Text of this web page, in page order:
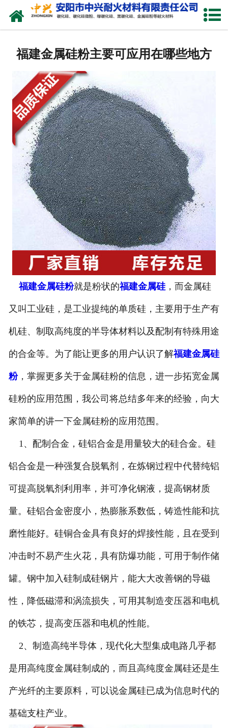
网站首页
厂容厂貌
联系我们
福建金属硅粉主要可应用在哪些地方
福建金属硅粉就是粉状的福建金属硅，而金属硅
又叫工业硅，是工业提纯的单质硅，主要用于生产有
机硅、制取高纯度的半导体材料以及配制有特殊用途
的合金等。为了能让更多的用户认识了解福建金属硅
粉，掌握更多关于金属硅粉的信息，进一步拓宽金属
硅粉的应用范围，我公司将总结多年来的经验，向大
家简单的讲一下金属硅粉的应用范围。
1、配制合金，硅铝合金是用量较大的硅合金。硅
铝合金是一种强复合脱氧剂，在炼钢过程中代替纯铝
可提高脱氧剂利用率，并可净化钢液，提高钢材质
量。硅铝合金密度小，热膨胀系数低，铸造性能和抗
磨性能好。硅铜合金具有良好的焊接性能，且在受到
冲击时不易产生火花，具有防爆功能，可用于制作储
罐。钢中加入硅制成硅钢片，能大大改善钢的导磁
性，降低磁滞和涡流损失，可用其制造变压器和电机
的铁芯，提高变压器和电机的性能。
2、制造高纯半导体，现代化大型集成电路几乎都
是用高纯度金属硅制成的，而且高纯度金属硅还是生
产光纤的主要原料，可以说金属硅已成为信息时代的
基础支柱产业。